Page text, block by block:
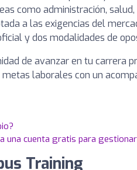
como administración,
a las exigencias del
y dos modalidades de
de avanzar en tu carrera
laborales con un
una cuenta gratis para
Training